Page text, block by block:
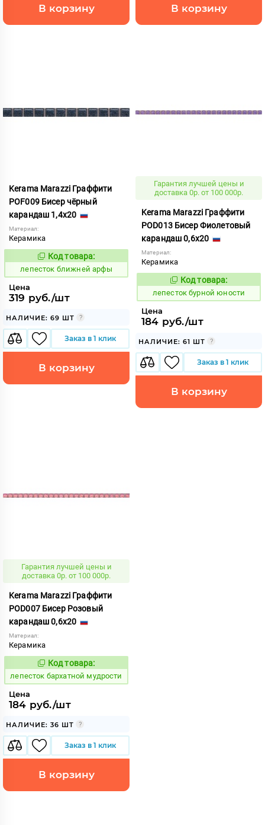
В корзину В корзину
Kerama Marazzi Граффити
POF009 Бисер чёрный
карандаш 1,4x20
Материал:
Керамика
860001
Код товара:
лепесток ближней арфы
Цена
319 руб./шт
НАЛИЧИЕ: 69 ШТ
Заказ в 1 клик
В корзину
Гарантия лучшей цены и
доставка 0р. от 100 000р.
Kerama Marazzi Граффити
POD013 Бисер Фиолетовый
карандаш 0,6x20
Материал:
Керамика
860373
Код товара:
лепесток бурной юности
Цена
184 руб./шт
НАЛИЧИЕ: 61 ШТ
Заказ в 1 клик
В корзину
Гарантия лучшей цены и
доставка 0р. от 100 000р.
Kerama Marazzi Граффити
POD007 Бисер Розовый
карандаш 0,6x20
Материал:
Керамика
859805
Код товара:
лепесток бархатной мудрости
Цена
184 руб./шт
НАЛИЧИЕ: 36 ШТ
Заказ в 1 клик
В корзину